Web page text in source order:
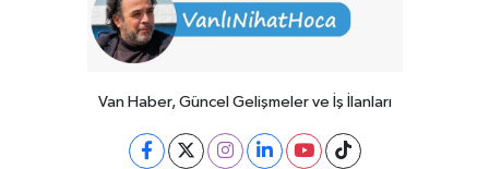
Van Haber, Güncel Gelişmeler ve İş İlanları